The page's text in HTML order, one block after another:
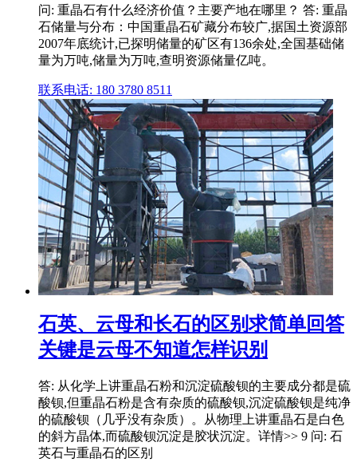
问: 重晶石有什么经济价值？主要产地在哪里？ 答: 重晶
石储量与分布：中国重晶石矿藏分布较广,据国土资源部
2007年底统计,已探明储量的矿区有136余处,全国基础储
量为万吨,储量为万吨,查明资源储量亿吨。
联系电话: 180 3780 8511
石英、云母和长石的区别求简单回答
关键是云母不知道怎样识别
答: 从化学上讲重晶石粉和沉淀硫酸钡的主要成分都是硫
酸钡,但重晶石粉是含有杂质的硫酸钡,沉淀硫酸钡是纯净
的硫酸钡（几乎没有杂质）。从物理上讲重晶石是白色
的斜方晶体,而硫酸钡沉淀是胶状沉淀。详情>> 9 问: 石
英石与重晶石的区别